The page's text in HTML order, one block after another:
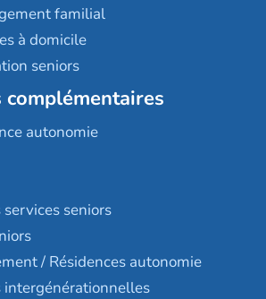
familial
à domicile
seniors
complémentaires
autonomie
services seniors
/ Résidences autonomie
intergénérationnelles